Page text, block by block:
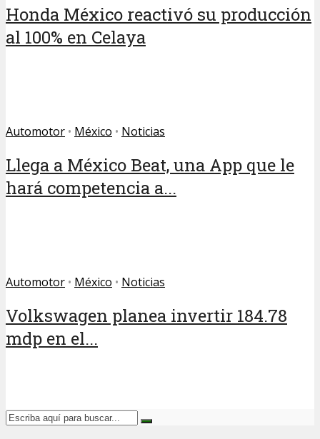
Honda México reactivó su producción
al 100% en Celaya
Automotor • México • Noticias
Llega a México Beat, una App que le
hará competencia a...
Automotor • México • Noticias
Volkswagen planea invertir 184.78
mdp en el...